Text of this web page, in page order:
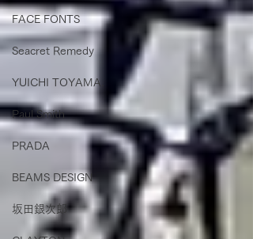
FACE FONTS
Seacret Remedy
YUICHI TOYAMA.
Paul Smith
PRADA
BEAMS DESIGN
坂田銀次郎